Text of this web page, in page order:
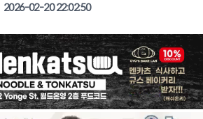
2026-02-20 22:02:50